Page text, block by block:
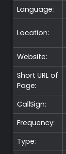
Language:
Location:
Website:
Short URL of
Page:
CallSign:
Frequency:
Type: